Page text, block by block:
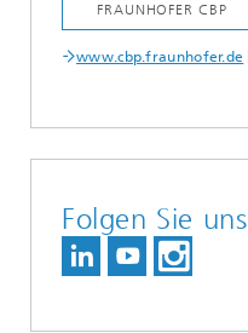
www.cbp.fraunhofer.de
Folgen Sie uns